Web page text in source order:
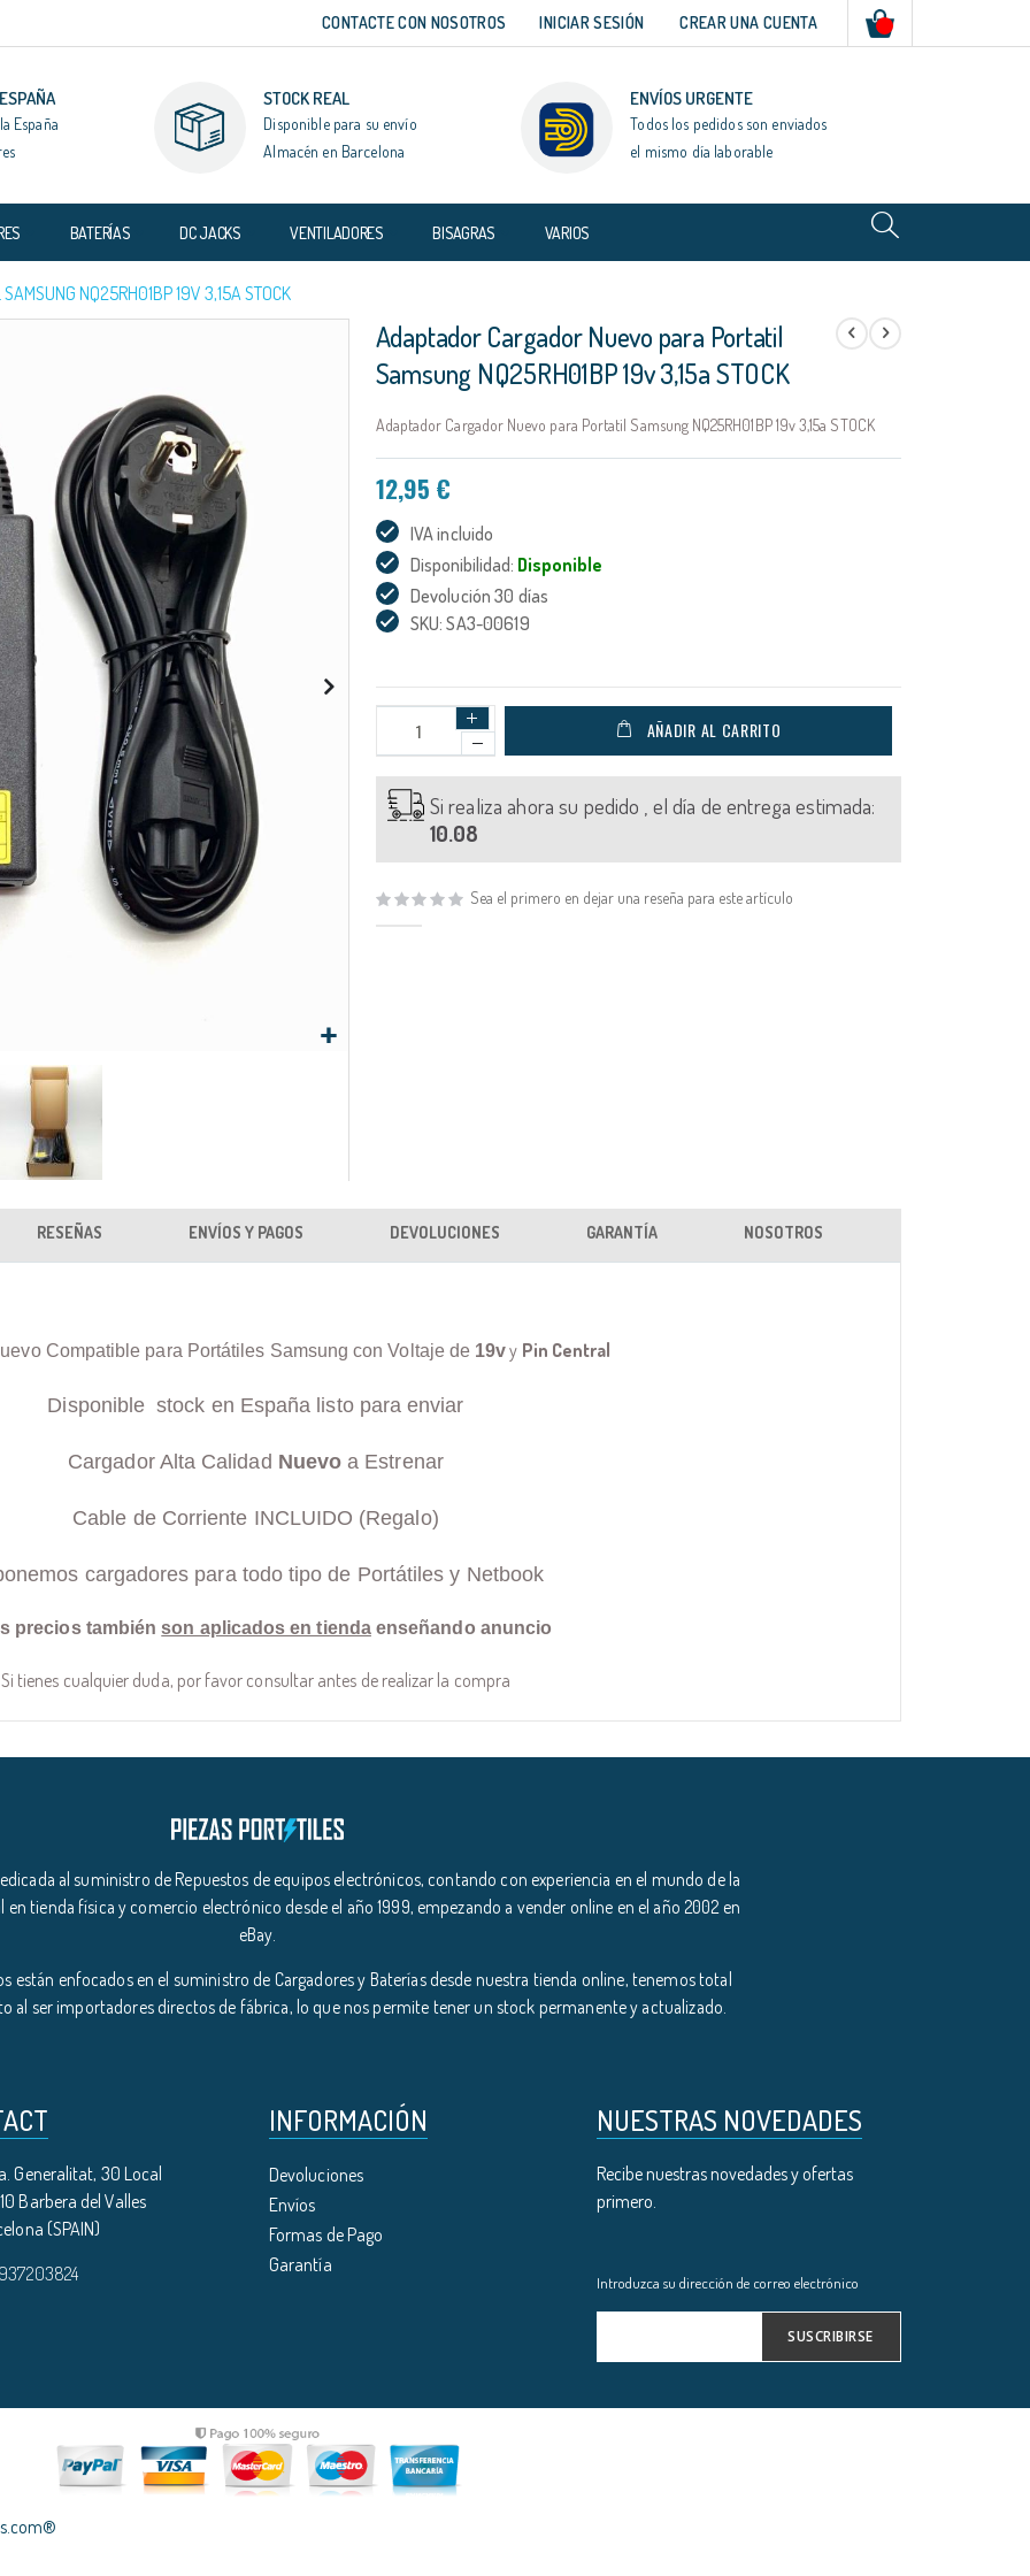
CONTACTE CON NOSOTROS INICIAR SESIÓN CREAR UNA CUENTA
España
STOCK REAL
Disponible para su envío
Almacén en Barcelona
ENVÍOS URGENTE
Todos los pedidos son enviados
el mismo día laborable
BATERÍAS DC JACKS VENTILADORES BISAGRAS VARIOS
NQ25RH01BP 19V 3,15A STOCK
Adaptador Cargador Nuevo para Portatil
Samsung NQ25RH01BP 19v 3,15a STOCK
Adaptador Cargador Nuevo para Portatil Samsung NQ25RH01BP 19v 3,15a STOCK
12,95 €
IVA incluido
Disponibilidad: Disponible
Devolución 30 días
SKU: SA3-00619
AÑADIR AL CARRITO
Si realiza ahora su pedido , el día de entrega estimada:
10.08
Sea el primero en dejar una reseña para este artículo
Compatible para Portátiles Samsung con Voltaje de 19v y Pin Central
Disponible stock en España listo para enviar
Cargador Alta Calidad Nuevo a Estrenar
Cable de Corriente INCLUIDO (Regalo)
cargadores para todo tipo de Portátiles y Netbook
precios también son aplicados en tienda enseñando anuncio
Si tienes cualquier duda, por favor consultar antes de realizar la compra
RESEÑAS ENVÍOS Y PAGOS DEVOLUCIONES GARANTÍA NOSOTROS
al suministro de Repuestos de equipos electrónicos, contando con experiencia en el mundo de la
tienda física y comercio electrónico desde el año 1999, empezando a vender online en el año 2002 en
eBay.
están enfocados en el suministro de Cargadores y Baterías desde nuestra tienda online, tenemos total
al ser importadores directos de fábrica, lo que nos permite tener un stock permanente y actualizado.
Generalitat, 30 Local
Barbera del Valles
(SPAIN)
INFORMACIÓN
Devoluciones
Envíos
Formas de Pago
Garantía
NUESTRAS NOVEDADES
Recibe nuestras novedades y ofertas
primero.
Introduzca su dirección de correo electrónico
SUSCRIBIRSE